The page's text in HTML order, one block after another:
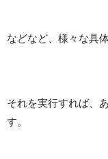
などなど、様々な具
それを実行すれば、
す。